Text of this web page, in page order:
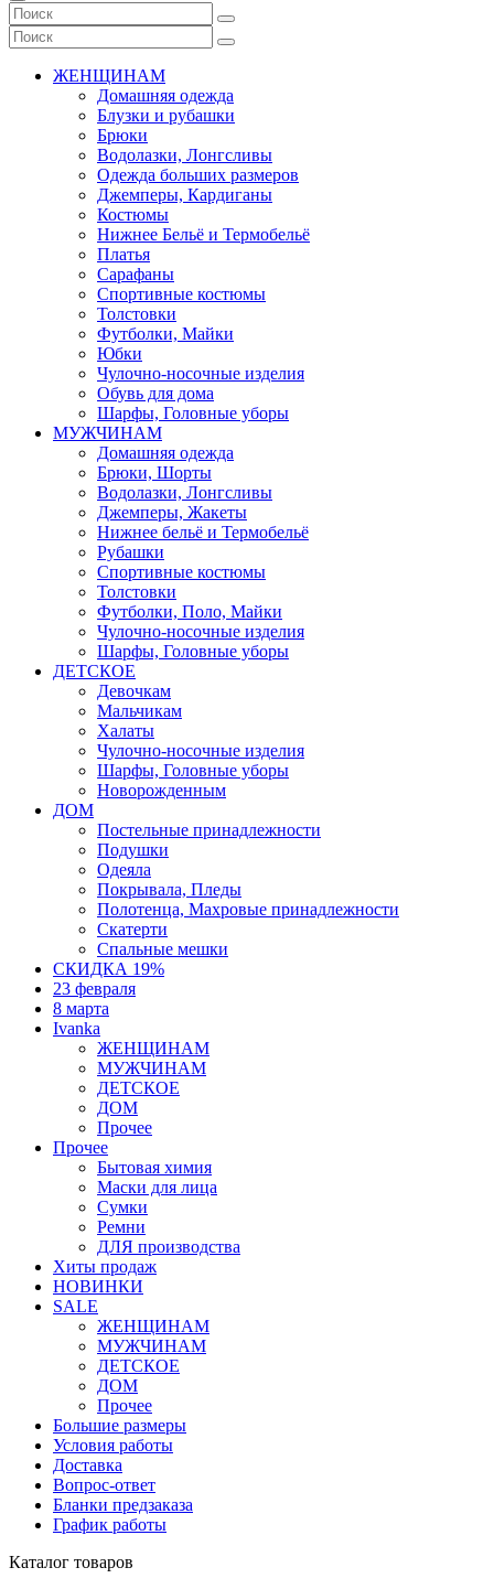
ЖЕНЩИНАМ
Домашняя одежда
Блузки и рубашки
Брюки
Водолазки, Лонгсливы
Одежда больших размеров
Джемперы, Кардиганы
Костюмы
Нижнее Бельё и Термобельё
Платья
Сарафаны
Спортивные костюмы
Толстовки
Футболки, Майки
Юбки
Чулочно-носочные изделия
Обувь для дома
Шарфы, Головные уборы
МУЖЧИНАМ
Домашняя одежда
Брюки, Шорты
Водолазки, Лонгсливы
Джемперы, Жакеты
Нижнее бельё и Термобельё
Рубашки
Спортивные костюмы
Толстовки
Футболки, Поло, Майки
Чулочно-носочные изделия
Шарфы, Головные уборы
ДЕТСКОЕ
Девочкам
Мальчикам
Халаты
Чулочно-носочные изделия
Шарфы, Головные уборы
Новорожденным
ДОМ
Постельные принадлежности
Подушки
Одеяла
Покрывала, Пледы
Полотенца, Махровые принадлежности
Скатерти
Спальные мешки
СКИДКА 19%
23 февраля
8 марта
Ivanka
ЖЕНЩИНАМ
МУЖЧИНАМ
ДЕТСКОЕ
ДОМ
Прочее
Прочее
Бытовая химия
Маски для лица
Сумки
Ремни
ДЛЯ производства
Хиты продаж
НОВИНКИ
SALE
ЖЕНЩИНАМ
МУЖЧИНАМ
ДЕТСКОЕ
ДОМ
Прочее
Большие размеры
Условия работы
Доставка
Вопрос-ответ
Бланки предзаказа
График работы
Каталог товаров